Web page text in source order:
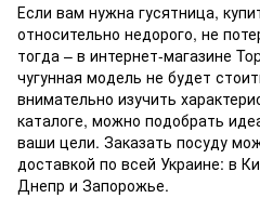
Если вам нужна гусятница,
относительно недорого, не
тогда – в интернет-магазине
чугунная модель не будет
внимательно изучить
каталоге, можно подобрать
ваши цели. Заказать посуду
доставкой по всей Украине: в
Днепр и Запорожье.